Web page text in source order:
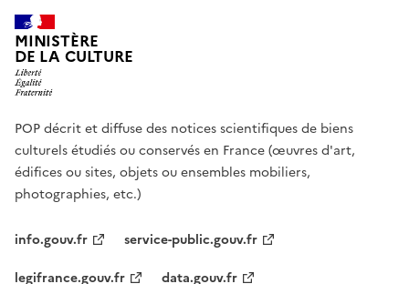
MINISTÈRE
DE LA CULTURE
POP décrit et diffuse des notices scientifiques de biens
culturels étudiés ou conservés en France (œuvres d'art,
édifices ou sites, objets ou ensembles mobiliers,
photographies, etc.)
info.gouv.fr
service-public.gouv.fr
legifrance.gouv.fr
data.gouv.fr